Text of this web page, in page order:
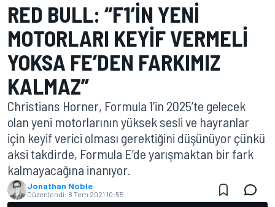
RED BULL: “F1’IN YENI
MOTORLARI KEYIF VERMELI
YOKSA FE’DEN FARKIMIZ
KALMAZ”
Christians Horner, Formula 1’in 2025’te gelecek
olan yeni motorlarının yüksek sesli ve hayranlar
için keyif verici olması gerektiğini düşünüyor çünkü
aksi takdirde, Formula E’de yarışmaktan bir fark
kalmayacağına inanıyor.
Jonathan Noble
Düzenlendi: 8 Tem 2021 10:55